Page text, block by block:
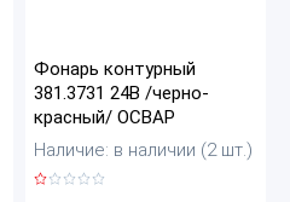
Фонарь контурный
381.3731 24В /черно-
красный/ ОСВАР
Наличие: в наличии (2 шт.)